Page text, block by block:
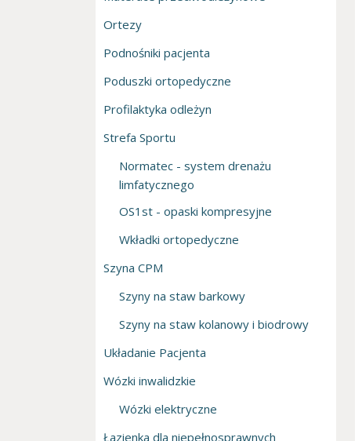
Ortezy
Podnośniki pacjenta
Poduszki ortopedyczne
Profilaktyka odleżyn
Strefa Sportu
Normatec - system drenażu
limfatycznego
OS1st - opaski kompresyjne
Wkładki ortopedyczne
Szyna CPM
Szyny na staw barkowy
Szyny na staw kolanowy i biodrowy
Układanie Pacjenta
Wózki inwalidzkie
Wózki elektryczne
Łazienka dla niepełnosprawnych